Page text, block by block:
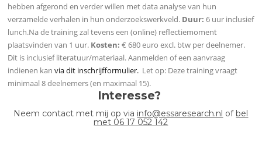
hebben afgerond en verder willen met data analyse van hun
verzamelde verhalen in hun onderzoekswerkveld. Duur: 6 uur inclusief
lunch.Na de training zal tevens een (online) reflectiemoment
plaatsvinden van 1 uur. Kosten:€ 680 euro excl. btw per deelnemer.
Dit is inclusief literatuur/materiaal. Aanmelden of een aanvraag
indienen kan via dit inschrijfformulier. Let op: Deze training vraagt
minimaal 8 deelnemers (en maximaal 15).
Interesse?
Neem contact met mij op via info@essaresearch.nl ofbel
met 06 17 052 142